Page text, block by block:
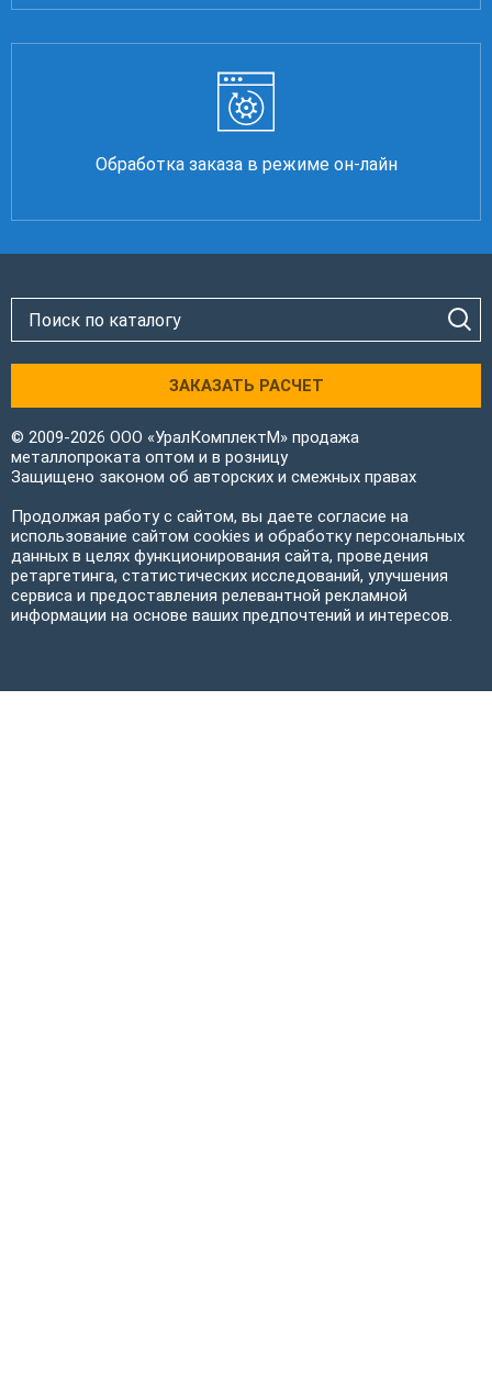
Обработка заказа в режиме он-лайн
ЗАКАЗАТЬ РАСЧЕТ
© 2009-2026 ООО «УралКомплектМ» продажа
металлопроката оптом и в розницу
Защищено законом об авторских и смежных правах
Продолжая работу с сайтом, вы даете согласие на
использование сайтом cookies и обработку персональных
данных в целях функционирования сайта, проведения
ретаргетинга, статистических исследований, улучшения
сервиса и предоставления релевантной рекламной
информации на основе ваших предпочтений и интересов.